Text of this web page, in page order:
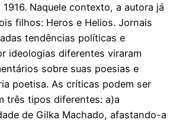
Naquele contexto, a autora já
filhos: Heros e Helios. Jornais
tendências políticas e
ideologias diferentes viraram
sobre suas poesias e
poetisa. As críticas podem ser
três tipos diferentes: a)a
de Gilka Machado, afastando-a